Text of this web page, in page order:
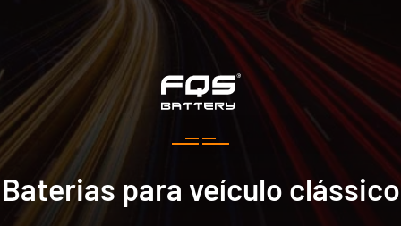
Baterias para veículo clássico